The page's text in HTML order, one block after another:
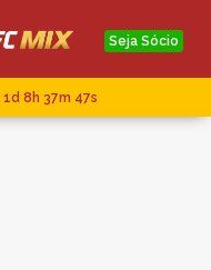
Seja Sócio
1d 8h 37m 47s